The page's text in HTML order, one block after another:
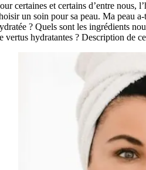
certaines et certains d’entre nous,
un soin pour sa peau. Ma peau
? Quels sont les ingrédients
vertus hydratantes ? Description de